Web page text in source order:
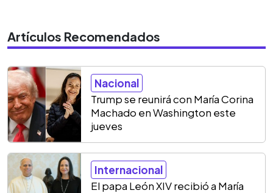
Artículos Recomendados
Nacional
Trump se reunirá con María Corina
Machado en Washington este
jueves
Internacional
El papa León XIV recibió a María